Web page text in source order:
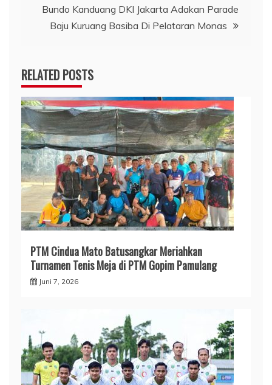
Bundo Kanduang DKI Jakarta Adakan Parade
Baju Kuruang Basiba Di Pelataran Monas
RELATED POSTS
PTM Cindua Mato Batusangkar Meriahkan
Turnamen Tenis Meja di PTM Gopim Pamulang
Juni 7, 2026